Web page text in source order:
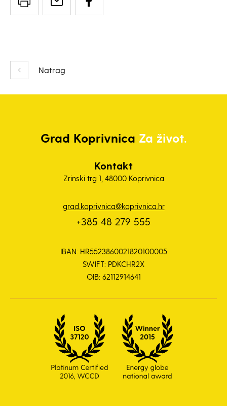
Natrag
Grad Koprivnica Za život.
Kontakt
Zrinski trg 1, 48000 Koprivnica
grad.koprivnica@koprivnica.hr
+385 48 279 555
IBAN: HR5523860021820100005
SWIFT: PDKCHR2X
OIB: 62112914641